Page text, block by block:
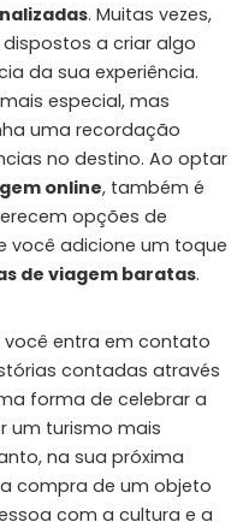
. Muitas vezes,
a criar algo
da sua experiência.
especial, mas
uma recordação
no destino. Ao optar
online, também é
opções de
você adicione um toque
de viagem baratas.
você entra em contato
contadas através
forma de celebrar a
um turismo mais
na sua próxima
compra de um objeto
com a cultura e a